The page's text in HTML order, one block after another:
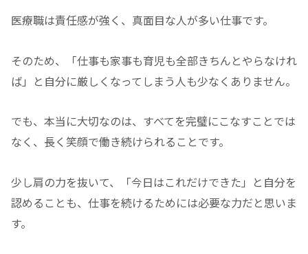
医療職は責任感が強く、真面目な人が多い仕事です。
そのため、「仕事も家事も育児も全部きちんとやらなけれ
ば」と自分に厳しくなってしまう人も少なくありません。
でも、本当に大切なのは、すべてを完璧にこなすことでは
なく、長く笑顔で働き続けられることです。
少し肩の力を抜いて、「今日はこれだけできた」と自分を
認めることも、仕事を続けるためには必要な力だと思いま
す。